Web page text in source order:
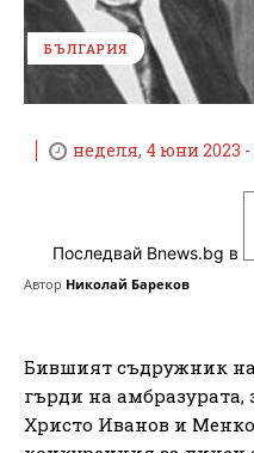
БЪЛГАРИЯ
неделя, 4 юни 2023 -
Последвай Bnews.bg в
Автор Николай Бареков
Бившият съдружник
гърди на
Христо Иванов и